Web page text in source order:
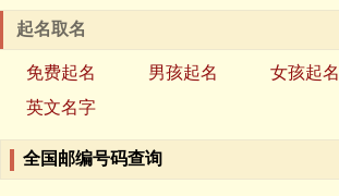
起名取名
免费起名 男孩起名 女孩起名
英文名字
全国邮编号码查询